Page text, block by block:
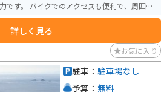
利で、周囲に
るため、ツーリングにも最適です。温泉の周
むための散策路や、地元の食材を使った飲食
好です。バイクでの移動を楽しみつつ、ぜひ
詳しく見る
お気に入り
駐車： 駐車場なし
予算： 無料